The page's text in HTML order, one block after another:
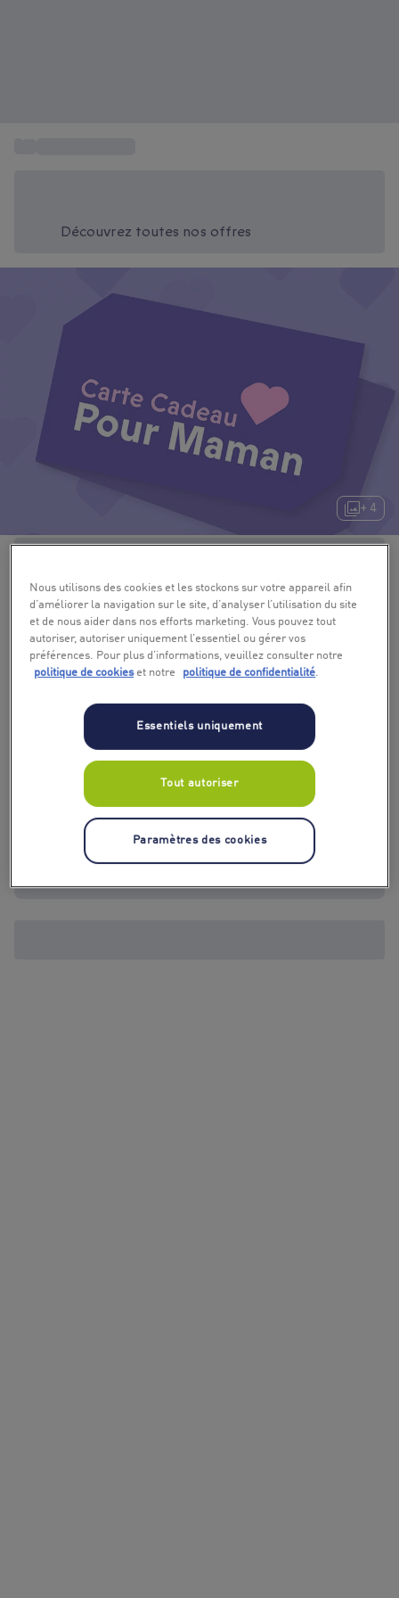
Découvrez toutes nos offres
+ 4
Nous utilisons des cookies et les stockons sur votre appareil afin
d’améliorer la navigation sur le site, d’analyser l’utilisation du site
et de nous aider dans nos efforts marketing. Vous pouvez tout
autoriser, autoriser uniquement l’essentiel ou gérer vos
préférences. Pour plus d’informations, veuillez consulter notre
politique de cookieset notre politique de confidentialité.
Essentiels uniquement
Tout autoriser
Paramètres des cookies